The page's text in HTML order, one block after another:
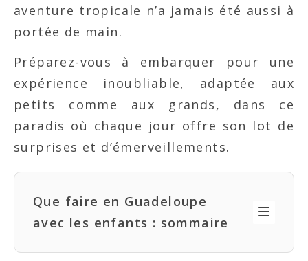
aventure tropicale n’a jamais été aussi à
portée de main.
Préparez-vous à embarquer pour une
expérience inoubliable, adaptée aux
petits comme aux grands, dans ce
paradis où chaque jour offre son lot de
surprises et d’émerveillements.
Que faire en Guadeloupe
avec les enfants : sommaire